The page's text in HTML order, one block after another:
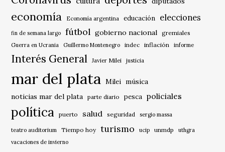
economía Economía argentina educación elecciones
fin de semana largo fútbol gobierno nacional gremiales
Guerra en Ucrania Guillermo Montenegro indec inflación informe
Interés General Javier Milei justicia
mar del plata Milei música
noticias mar del plata
parte diario pesca policiales
política puerto salud seguridad sergio massa
teatro auditorium Tiempo hoy turismo ucip unmdp
uthgra
vacaciones de invierno